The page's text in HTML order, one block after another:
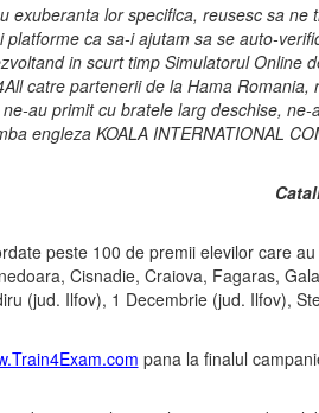
lor specifica, reusesc sa
ca sa-i ajutam sa se auto-
in scurt timp Simulatorul Online
catre partenerii de la Hama
au primit cu bratele larg deschise,
engleza KOALA INTERNATIONAL
peste 100 de premii elevilor care
Cisnadie, Craiova, Fagaras,
(jud. Ilfov), 1 Decembrie (jud. Ilfov),
pana la finalul